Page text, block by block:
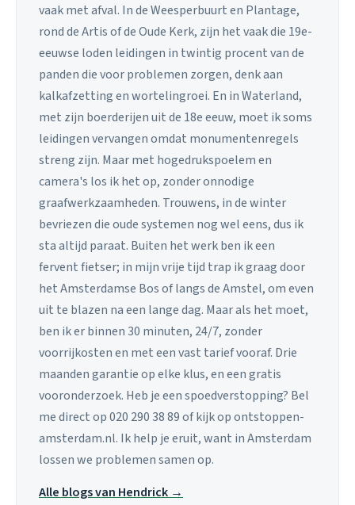
vaak met afval. In de Weesperbuurt en Plantage,
rond de Artis of de Oude Kerk, zijn het vaak die 19e-
eeuwse loden leidingen in twintig procent van de
panden die voor problemen zorgen, denk aan
kalkafzetting en wortelingroei. En in Waterland,
met zijn boerderijen uit de 18e eeuw, moet ik soms
leidingen vervangen omdat monumentenregels
streng zijn. Maar met hogedrukspoelem en
camera's los ik het op, zonder onnodige
graafwerkzaamheden. Trouwens, in de winter
bevriezen die oude systemen nog wel eens, dus ik
sta altijd paraat. Buiten het werk ben ik een
fervent fietser; in mijn vrije tijd trap ik graag door
het Amsterdamse Bos of langs de Amstel, om even
uit te blazen na een lange dag. Maar als het moet,
ben ik er binnen 30 minuten, 24/7, zonder
voorrijkosten en met een vast tarief vooraf. Drie
maanden garantie op elke klus, en een gratis
vooronderzoek. Heb je een spoedverstopping? Bel
me direct op 020 290 38 89 of kijk op ontstoppen-
amsterdam.nl. Ik help je eruit, want in Amsterdam
lossen we problemen samen op.
Alle blogs van Hendrick →